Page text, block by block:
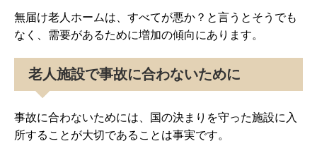
無届け老人ホームは、すべてが悪か？と言うとそうでも
なく、需要があるために増加の傾向にあります。
老人施設で事故に合わないために
事故に合わないためには、国の決まりを守った施設に入
所することが大切であることは事実です。